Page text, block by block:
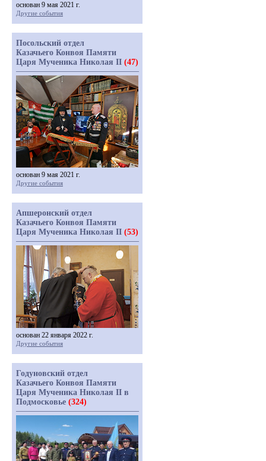
основан 9 мая 2021 г.
Другие события
Посольский отдел
Казачьего Конвоя Памяти
Царя Мученика Николая II (47)
основан 9 мая 2021 г.
Другие события
Апшеронский отдел
Казачьего Конвоя Памяти
Царя Мученика Николая II (53)
основан 22 января 2022 г.
Другие события
Годуновский отдел
Казачьего Конвоя Памяти
Царя Мученика Николая II в
Подмосковье (324)